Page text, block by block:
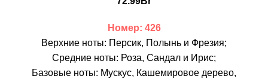
Номер: 426
Верхние ноты: Персик, Полынь и Фрезия;
Средние ноты: Роза, Сандал и Ирис;
Базовые ноты: Мускус, Кашемировое дерево,